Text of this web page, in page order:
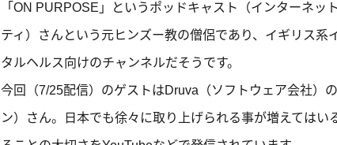
「ON PURPOSE」というポッドキャスト（インターネ
ティ）さんという元ヒンズー教の僧侶であり、イギリス
タルヘルス向けのチャンネルだそうです。
今回（7/25配信）のゲストはDruva（ソフトウェア会社）
ン）さん。日本でも徐々に取り上げられる事が増えては